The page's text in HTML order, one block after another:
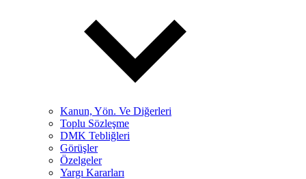
Kanun, Yön. Ve Diğerleri
Toplu Sözleşme
DMK Tebliğleri
Görüşler
Özelgeler
Yargı Kararları